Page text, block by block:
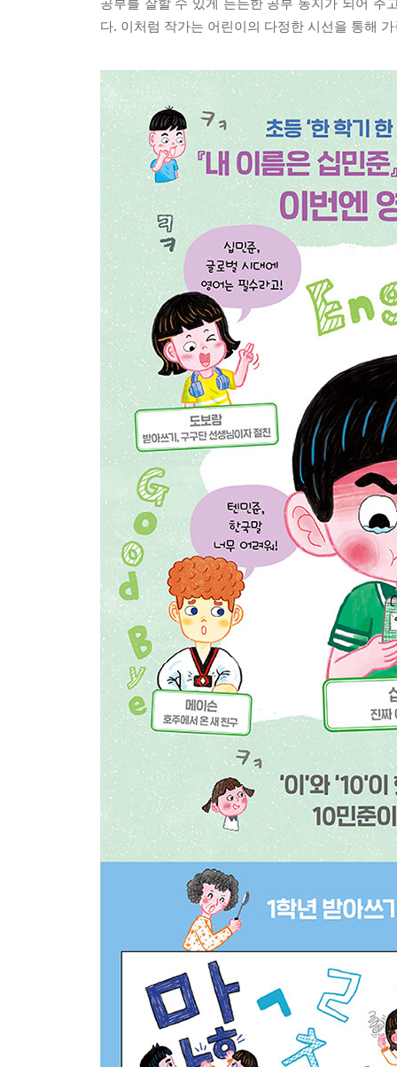
공부를 잘할 수 있게 든든한 공부 동지가 되어 주
다. 이처럼 작가는 어린이의 다정한 시선을 통해